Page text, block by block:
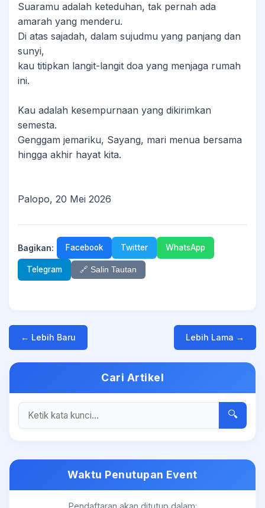
​Suaramu adalah keteduhan, tak pernah ada
amarah yang menderu.
Di atas sajadah, dalam sujudmu yang panjang dan
sunyi,
kau titipkan langit-langit doa yang menjaga rumah
ini.
​Kau adalah kesempurnaan yang dikirimkan
semesta.
Genggam jemariku, Sayang, mari menua bersama
hingga akhir hayat kita.
Palopo, 20 Mei 2026
Bagikan: Facebook Twitter WhatsApp
Telegram 🔗 Salin Tautan
← Lebih Baru Lebih Lama →
Cari Artikel
🔍
Waktu Penutupan Event
Pendaftaran akan ditutup dalam: